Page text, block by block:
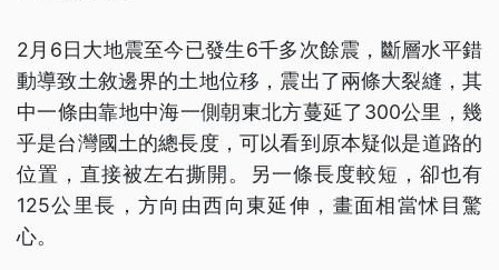
2月6日大地震至今已發生6千多次餘震，斷層水平錯
動導致土敘邊界的土地位移，震出了兩條大裂縫，其
中一條由靠地中海一側朝東北方蔓延了300公里，幾
乎是台灣國土的總長度，可以看到原本疑似是道路的
位置，直接被左右撕開。另一條長度較短，卻也有
125公里長，方向由西向東延伸，畫面相當怵目驚
心。